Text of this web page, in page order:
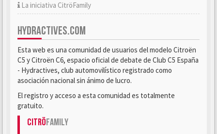
La iniciativa CitröFamily
HYDRACTIVES.COM
Esta web es una comunidad de usuarios del modelo Citroën
C5 y Citroën C6, espacio oficial de debate de Club C5 España
- Hydractives, club automovilístico registrado como
asociación nacional sin ánimo de lucro.
El registro y acceso a esta comunidad es totalmente
gratuito.
CitröFamily